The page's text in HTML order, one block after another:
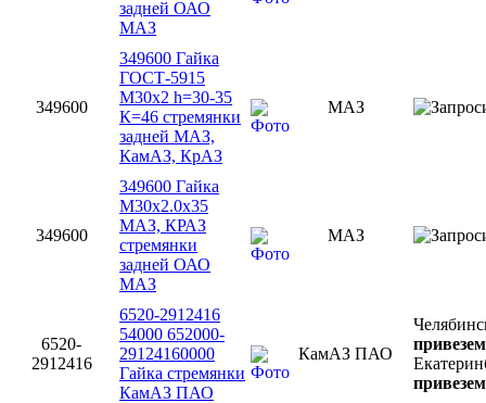
задней ОАО
МАЗ
349600
349600 Гайка
ГОСТ-5915
М30х2 h=30-35
К=46 стремянки
задней МАЗ,
КамАЗ, КрАЗ
МАЗ
349600
349600 Гайка
М30х2.0х35
МАЗ, КРАЗ
стремянки
задней ОАО
МАЗ
МАЗ
6520-
2912416
6520-2912416
54000 652000-
29124160000
Гайка стремянки
КамАЗ ПАО
КамАЗ ПАО